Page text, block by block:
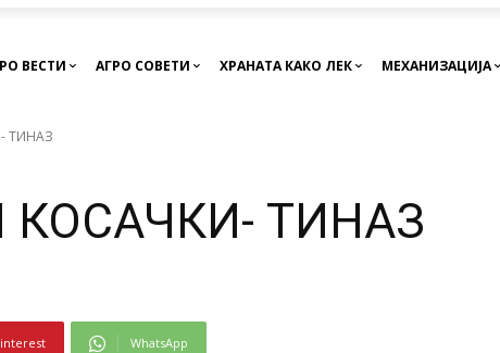
ВЕСТИ АГРО СОВЕТИ ХРАНАТА КАКО ЛЕК МЕХАНИЗАЦИЈА
ТИНАЗ
ТИНАЗ
WhatsApp